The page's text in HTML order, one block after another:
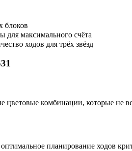
блоков
для максимального счёта
ходов для трёх звёзд
цветовые комбинации, которые не
планирование ходов